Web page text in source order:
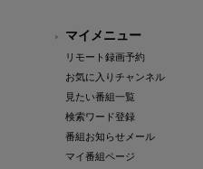
マイメニュー
リモート録画予約
お気に入りチャンネル
見たい番組一覧
検索ワード登録
番組お知らせメール
マイ番組ページ